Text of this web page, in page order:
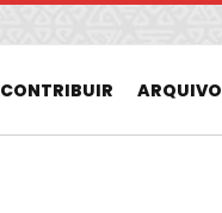
CONTRIBUIR ARQUIVO